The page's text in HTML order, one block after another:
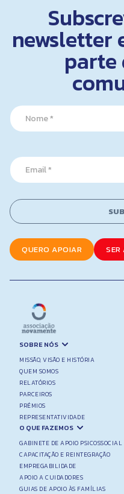
newsletter
parte
a
m
N
a
m
E
m
a
l
*
QUERO APOIAR SER
SOBRE NÓS
MISSÃO, VISÃO E HISTÓRIA
QUEM SOMOS
RELATÓRIOS
PARCEIROS
PRÉMIOS
REPRESENTATIVIDADE
O QUE FAZEMOS
GABINETE DE APOIO PSICOSSOCIAL
CAPACITAÇÃO E REINTEGRAÇÃO
EMPREGABILIDADE
APOIO A CUIDADORES
GUIAS DE APOIO ÀS FAMÍLIAS